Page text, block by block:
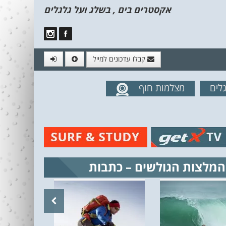
אקסטרים בים , בשלג ועל גלגלים
קבלו עדכונים למייל
מהאתרמצלמות חוף
המלצות הגולשים – כתבות